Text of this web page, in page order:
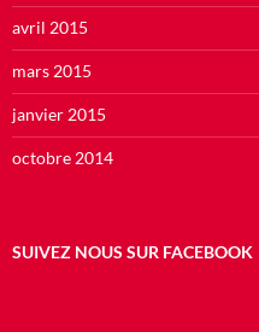
avril 2015
mars 2015
janvier 2015
octobre 2014
SUIVEZ NOUS SUR FACEBOOK